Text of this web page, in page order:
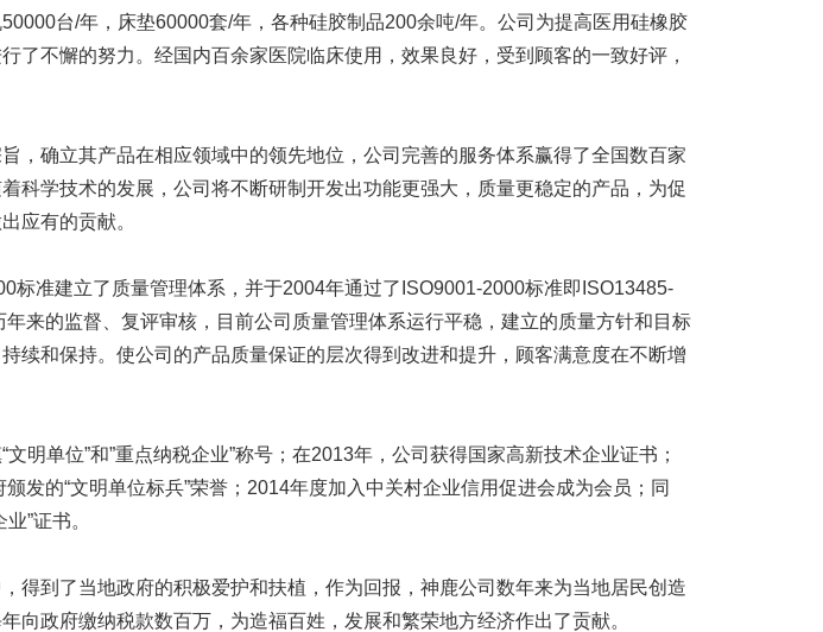
台/年，床垫60000套/年，各种硅胶制品200余吨/年。公司为提高医用硅橡胶
了不懈的努力。经国内百余家医院临床使用，效果良好，受到顾客的一致好评，
确立其产品在相应领域中的领先地位，公司完善的服务体系赢得了全国数百家
科学技术的发展，公司将不断研制开发出功能更强大，质量更稳定的产品，为促
应有的贡献。
准建立了质量管理体系，并于2004年通过了ISO9001-2000标准即ISO13485-
来的监督、复评审核，目前公司质量管理体系运行平稳，建立的质量方针和目标
续和保持。使公司的产品质量保证的层次得到改进和提升，顾客满意度在不断增
单位”和”重点纳税企业”称号；在2013年，公司获得国家高新技术企业证书；
发的“文明单位标兵”荣誉；2014年度加入中关村企业信用促进会成为会员；同
”证书。
到了当地政府的积极爱护和扶植，作为回报，神鹿公司数年来为当地居民创造
向政府缴纳税款数百万，为造福百姓，发展和繁荣地方经济作出了贡献。